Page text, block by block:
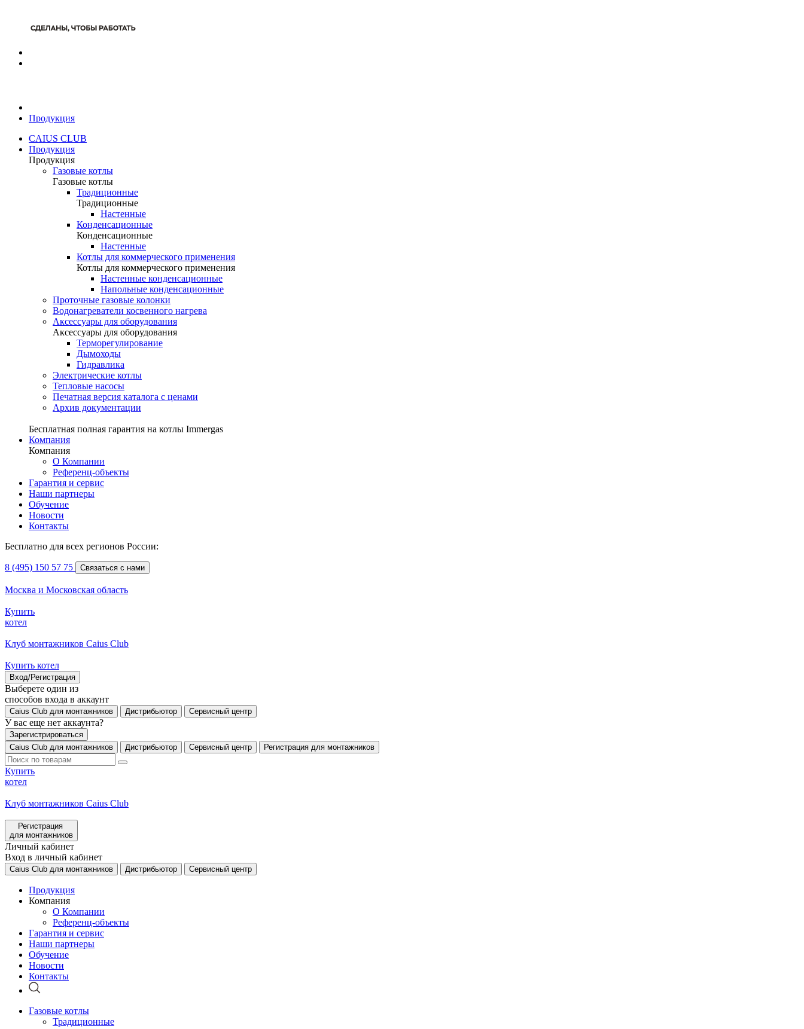
Продукция
CAIUS CLUB
Продукция
Продукция
Газовые котлы
Газовые котлы
Традиционные
Традиционные
Настенные
Конденсационные
Конденсационные
Настенные
Котлы для коммерческого применения
Котлы для коммерческого применения
Настенные конденсационные
Напольные конденсационные
Проточные газовые колонки
Водонагреватели косвенного нагрева
Аксессуары для оборудования
Аксессуары для оборудования
Терморегулирование
Дымоходы
Гидравлика
Электрические котлы
Тепловые насосы
Печатная версия каталога с ценами
Архив документации
Бесплатная полная гарантия на котлы Immergas
Компания
Компания
О Компании
Референц-объекты
Гарантия и сервис
Наши партнеры
Обучение
Новости
Контакты
Бесплатно для всех регионов России:
8 (495) 150 57 75 Связаться с нами
Москва и Московская область
Купить
котел
Клуб монтажников Caius Club
Купить котел
Вход/Регистрация
Выберете один из
способов входа в аккаунт
Caius Club для монтажников Дистрибьютор Сервисный центр
У вас еще нет аккаунта?
Зарегистрироваться
Caius Club для монтажников
Дистрибьютор Сервисный центр Регистрация для монтажников
Купить
котел
Клуб монтажников Caius Club
Регистрация
для монтажников
Личный кабинет
Вход в личный кабинет
Caius Club для монтажников Дистрибьютор Сервисный центр
Продукция
Компания
О Компании
Референц-объекты
Гарантия и сервис
Наши партнеры
Обучение
Новости
Контакты
Газовые котлы
Традиционные